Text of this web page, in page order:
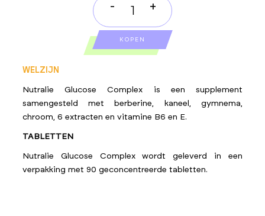
GLUCOSE
COMPLEX
quantity
- +
KOPEN
WELZIJN
Nutralie Glucose Complex is een supplement
samengesteld met berberine, kaneel, gymnema,
chroom, 6 extracten en vitamine B6 en E.
TABLETTEN
Nutralie Glucose Complex wordt geleverd in een
verpakking met 90 geconcentreerde tabletten.